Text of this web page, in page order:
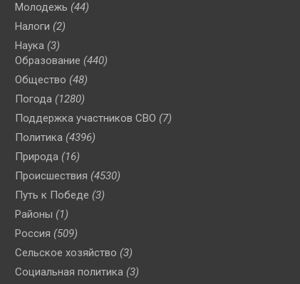
Молодежь (44)
Налоги (2)
Наука (3)
Образование (440)
Общество (48)
Погода (1280)
Поддержка участников СВО (7)
Политика (4396)
Природа (16)
Происшествия (4530)
Путь к Победе (3)
Районы (1)
Россия (509)
Сельское хозяйство (3)
Социальная политика (3)